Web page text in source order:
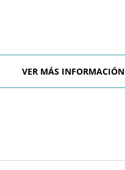
VER MÁS INFORMACIÓN